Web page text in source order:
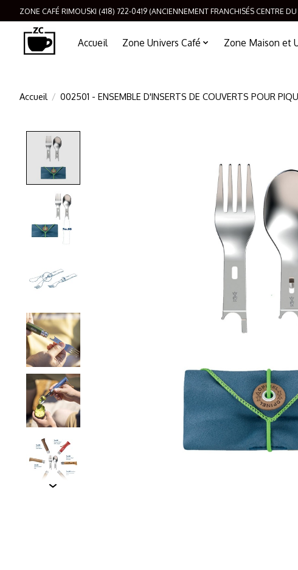
ZONE CAFÉ RIMOUSKI (418) 722-0419 (ANCIENNEMENT FRANCHISÉS CENTRE
Accueil Zone Univers Café Zone Maison et
Accueil / 002501 - ENSEMBLE D'INSERTS DE COUVERTS POUR